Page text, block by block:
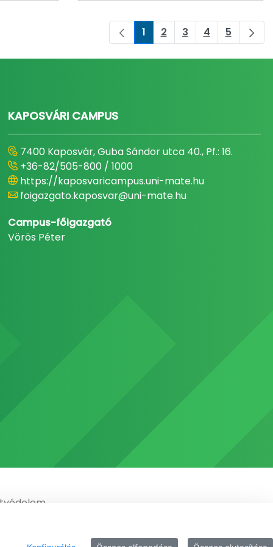
Oldal
1 Oldal
2 Oldal
3 Oldal
4 Oldal
5
KAPOSVÁRI CAMPUS
7400 Kaposvár, Guba Sándor utca 40., Pf.: 16.
+36-82/505-800 / 1000
https://kaposvaricampus.uni-mate.hu
foigazgato.kaposvar@uni-mate.hu
Campus-főigazgató
Vörös Péter